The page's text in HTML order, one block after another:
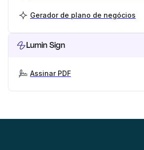
Gerador de plano de negócios
Lumin Sign
Assinar PDF